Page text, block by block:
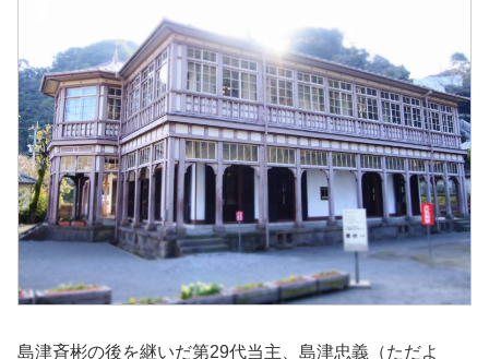
島津斉彬の後を継いだ第29代当主、島津忠義（ただよ